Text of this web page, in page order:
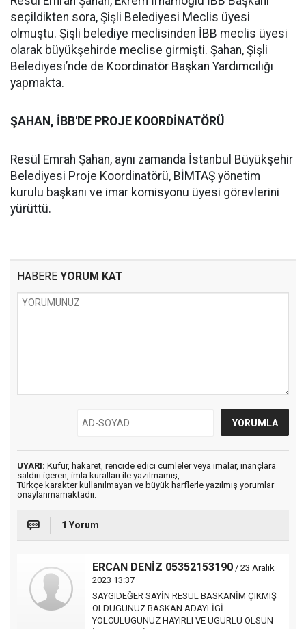
seçildikten sora, Şişli Belediyesi Meclis üyesi
olmuştu. Şişli belediye meclisinden İBB meclis üyesi
olarak büyükşehirde meclise girmişti. Şahan, Şişli
Belediyesi’nde de Koordinatör Başkan Yardımcılığı
yapmakta.
ŞAHAN, İBB'DE PROJE KOORDİNATÖRÜ
Resül Emrah Şahan, aynı zamanda İstanbul Büyükşehir
Belediyesi Proje Koordinatörü, BİMTAŞ yönetim
kurulu başkanı ve imar komisyonu üyesi görevlerini
yürüttü.
HABERE YORUM KAT
UYARI: Küfür, hakaret, rencide edici cümleler veya imalar, inançlara
saldırı içeren, imla kuralları ile yazılmamış,
Türkçe karakter kullanılmayan ve büyük harflerle yazılmış yorumlar
onaylanmamaktadır.
1 Yorum
ERCAN DENİZ 05352153190 / 23 Aralık
2023 13:37
SAYGIDEĞER SAYİN RESUL BASKANİM ÇIKMIŞ
OLDUGUNUZ BASKAN ADAYLİGİ
YOLCULUGUNUZ HAYIRLI VE UGURLU OLSUN